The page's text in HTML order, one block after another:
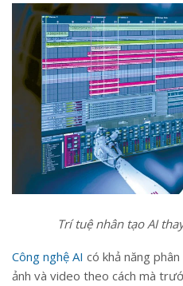
Trí tuệ nhân tạo AI
Công nghệ AI có khả năng
ảnh và video theo cách mà